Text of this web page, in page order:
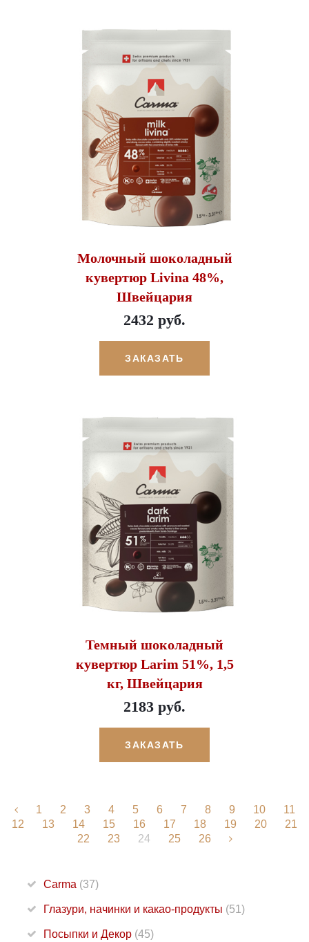
Молочный шоколадный
кувертюр Livina 48%,
Швейцария
2432 руб.
ЗАКАЗАТЬ
Темный шоколадный
кувертюр Larim 51%, 1,5
кг, Швейцария
2183 руб.
ЗАКАЗАТЬ
1 2 3 4 5 6 7 8 9 10
11
12
13 14 15 16 17 18 19 20
21
22
23 24 25 26
Carma (37)
Глазури, начинки и какао-продукты (51)
Посыпки и Декор (45)